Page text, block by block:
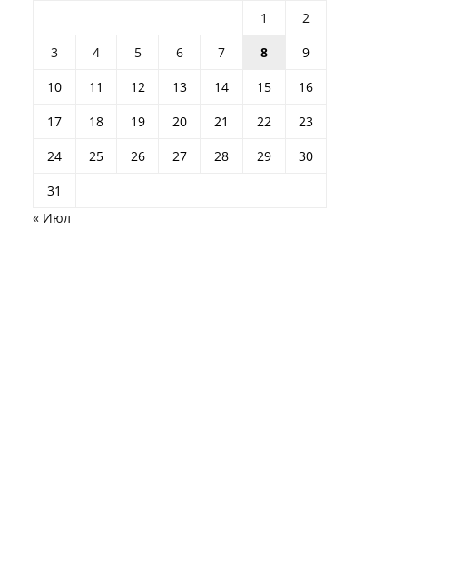
1
2
3
4 5 6 7 8
9
10
11 12 13 14 15
16
17
18 19 20 21 22
23
24
25 26 27 28 29
30
31
« Июл